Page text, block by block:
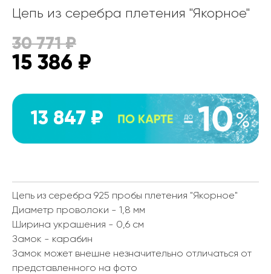
Цепь из серебра плетения "Якорное"
30 771₽
15 386 ₽
13 847 ₽
Цепь из серебра 925 пробы плетения "Якорное"
Диаметр проволоки - 1,8 мм
Ширина украшения - 0,6 см
Замок - карабин
Замок может внешне незначительно отличаться от
представленного на фото